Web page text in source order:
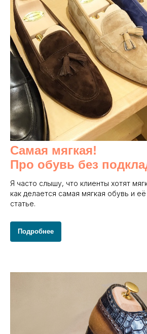
Самая мягкая!
Про обувь без
Я часто слышу, что клиенты хотят
как делается самая мягкая обувь и
статье.
Подробнее